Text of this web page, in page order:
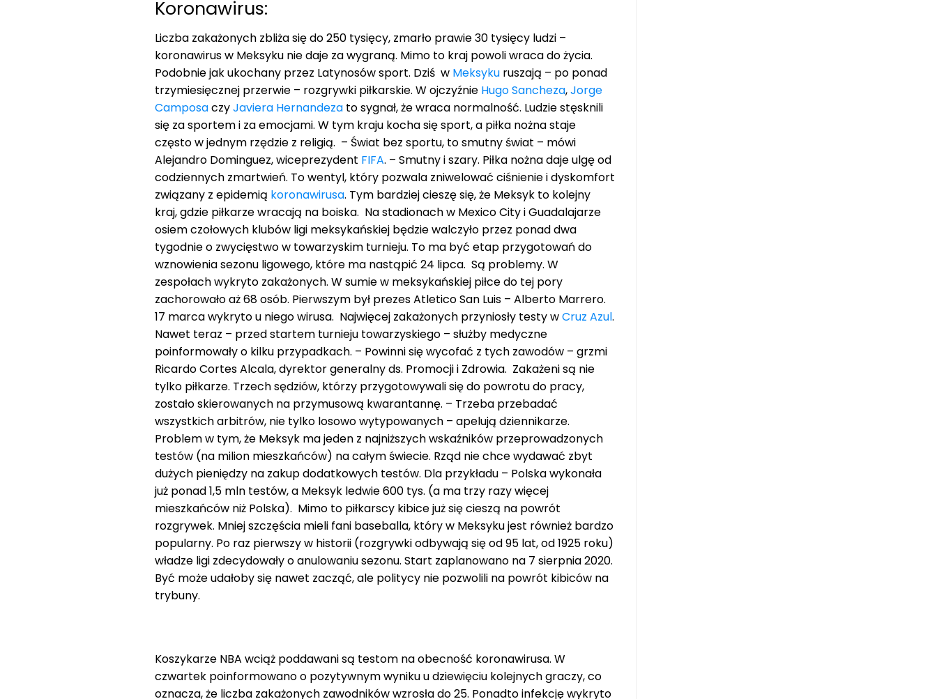
Koronawirus:
Liczba zakażonych zbliża się do 250 tysięcy, zmarło prawie 30 tysięcy ludzi –
koronawirus w Meksyku nie daje za wygraną. Mimo to kraj powoli wraca do życia.
Podobnie jak ukochany przez Latynosów sport. Dziś w Meksyku ruszają – po ponad
trzymiesięcznej przerwie – rozgrywki piłkarskie. W ojczyźnie Hugo Sancheza,Jorge
CamposaczyJaviera Hernandeza to sygnał, że wraca normalność. Ludzie stęsknili
się za sportem i za emocjami. W tym kraju kocha się sport, a piłka nożna staje
często w jednym rzędzie z religią. – Świat bez sportu, to smutny świat – mówi
Alejandro Dominguez, wiceprezydent FIFA. – Smutny i szary. Piłka nożna daje ulgę od
codziennych zmartwień. To wentyl, który pozwala zniwelować ciśnienie i dyskomfort
związany z epidemią koronawirusa. Tym bardziej cieszę się, że Meksyk to kolejny
kraj, gdzie piłkarze wracają na boiska. Na stadionach w Mexico City i Guadalajarze
osiem czołowych klubów ligi meksykańskiej będzie walczyło przez ponad dwa
tygodnie o zwycięstwo w towarzyskim turnieju. To ma być etap przygotowań do
wznowienia sezonu ligowego, które ma nastąpić 24 lipca. Są problemy. W
zespołach wykryto zakażonych. W sumie w meksykańskiej piłce do tej pory
zachorowało aż 68 osób. Pierwszym był prezes Atletico San Luis – Alberto Marrero.
17 marca wykryto u niego wirusa. Najwięcej zakażonych przyniosły testy wCruz Azul.
Nawet teraz – przed startem turnieju towarzyskiego – służby medyczne
poinformowały o kilku przypadkach. – Powinni się wycofać z tych zawodów – grzmi
Ricardo Cortes Alcala, dyrektor generalny ds. Promocji i Zdrowia. Zakażeni są nie
tylko piłkarze. Trzech sędziów, którzy przygotowywali się do powrotu do pracy,
zostało skierowanych na przymusową kwarantannę. – Trzeba przebadać
wszystkich arbitrów, nie tylko losowo wytypowanych – apelują dziennikarze.
Problem w tym, że Meksyk ma jeden z najniższych wskaźników przeprowadzonych
testów (na milion mieszkańców) na całym świecie. Rząd nie chce wydawać zbyt
dużych pieniędzy na zakup dodatkowych testów. Dla przykładu – Polska wykonała
już ponad 1,5 mln testów, a Meksyk ledwie 600 tys. (a ma trzy razy więcej
mieszkańców niż Polska). Mimo to piłkarscy kibice już się cieszą na powrót
rozgrywek. Mniej szczęścia mieli fani baseballa, który w Meksyku jest również bardzo
popularny. Po raz pierwszy w historii (rozgrywki odbywają się od 95 lat, od 1925 roku)
władze ligi zdecydowały o anulowaniu sezonu. Start zaplanowano na 7 sierpnia 2020.
Być może udałoby się nawet zacząć, ale politycy nie pozwolili na powrót kibiców na
trybuny.
Koszykarze NBA wciąż poddawani są testom na obecność koronawirusa. W
czwartek poinformowano o pozytywnym wyniku u dziewięciu kolejnych graczy, co
oznacza, że liczba zakażonych zawodników wzrosła do 25. Ponadto infekcję wykryto